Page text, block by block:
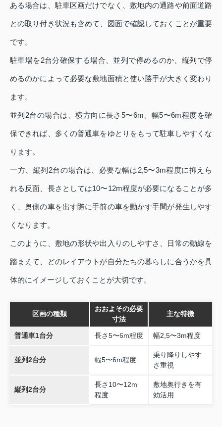
ある場合は、駐車区画だけでなく、敷地内の通路や前面道路
との取り付き状況も含めて、図面で確認しておくことが重要
です。
駐車場を2台分確保する場合、並列で停めるのか、縦列で停
めるのかによって必要な敷地面積と使い勝手が大きく変わり
ます。
並列2台の場合は、横方向に長さ5〜6m、幅5〜6m程度を確
保できれば、多くの普通車をゆとりをもって駐車しやすくな
ります。
一方、縦列2台の場合は、必要な幅は2,5〜3m程度に抑えら
れる反面、長さとしては10〜12m程度が必要になることが多
く、奥側の車を出す際に手前の車を動かす手間が発生しやす
くなります。
このように、敷地の形状や出入りのしやすさ、日常の動線を
踏まえて、どのレイアウトが自分たちの暮らしに合うかを具
体的にイメージしておくことが大切です。
区画の種類
おおよその必要
寸法
主な特徴
普通車1台分 長さ5〜6m程度 幅2,5〜3m程度
並列2台分 幅5〜6m程度
乗り降りしやす
さ重視
縦列2台分
長さ10〜12m
程度
敷地奥行きを有
効活用